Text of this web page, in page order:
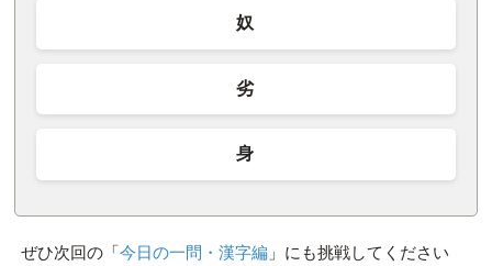
奴
劣
身
ぜひ次回の「今日の一問・漢字編」にも挑戦してください